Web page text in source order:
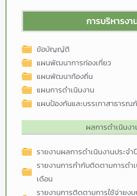
การบริหารงา
ข้อบัญญัติ
แผนพัฒนาการท่องเที่ยว
แผนพัฒนาท้องถิ่น
แผนการดำเนินงาน
แผนป้องกันและบรรเทาสาธารณ
ผลการดำเนินงา
รายงานผลการดำเนินงานประจำ
รายงานการกำกับติดตามการดำ
เดือน
รายงานการติดตามการใช้จ่ายง